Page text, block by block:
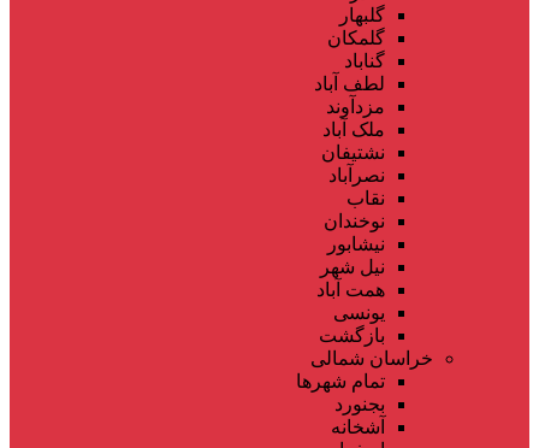
گلبهار
گلمکان
گناباد
لطف آباد
مزدآوند
ملک آباد
نشتیفان
نصرآباد
نقاب
نوخندان
نیشابور
نیل شهر
همت آباد
یونسی
بازگشت
خراسان شمالی
تمام شهر‌ها
بجنورد
آشخانه